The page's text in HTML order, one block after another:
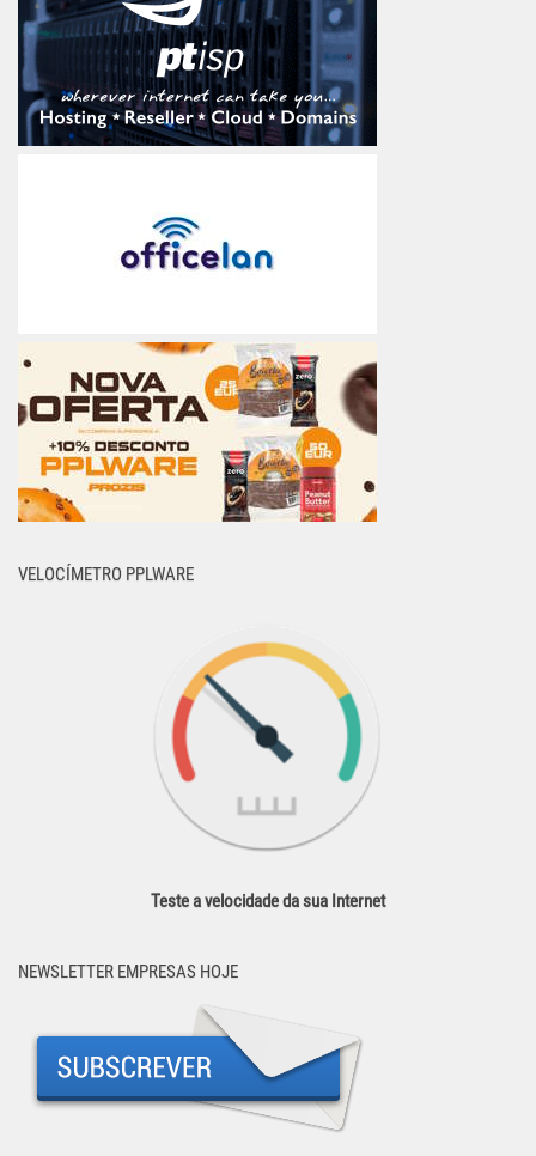
VELOCÍMETRO PPLWARE
Teste a velocidade da sua Internet
NEWSLETTER EMPRESAS HOJE